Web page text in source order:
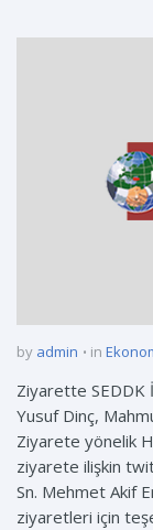
by admin in
Ziyarette SEDDK
Yusuf Dinç,
Ziyarete yönelik
ziyarete ilişkin
Sn. Mehmet Akif
ziyaretleri için